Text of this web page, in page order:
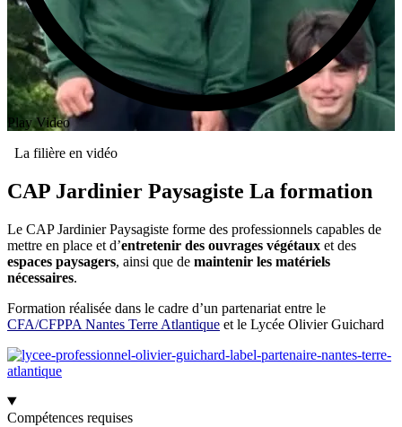
Play Video
La filière en vidéo
CAP Jardinier Paysagiste La formation
Le CAP Jardinier Paysagiste forme des professionnels capables de
mettre en place et d’entretenir des ouvrages végétaux et des
espaces paysagers, ainsi que de maintenir les matériels
nécessaires.
Formation réalisée dans le cadre d’un partenariat entre le
CFA/CFPPA Nantes Terre Atlantique et le Lycée Olivier Guichard
Compétences requises